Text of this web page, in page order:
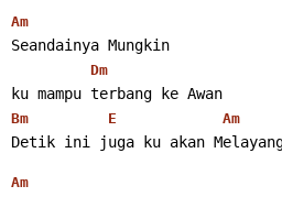
Am
Seandainya Mungkin
Dm
ku mampu terbang ke Awan
Bm E Am
Detik ini juga ku akan
Am